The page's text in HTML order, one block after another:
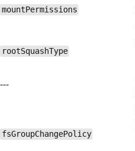
mountPermissions
rootSquashType
---
fsGroupChangePolicy